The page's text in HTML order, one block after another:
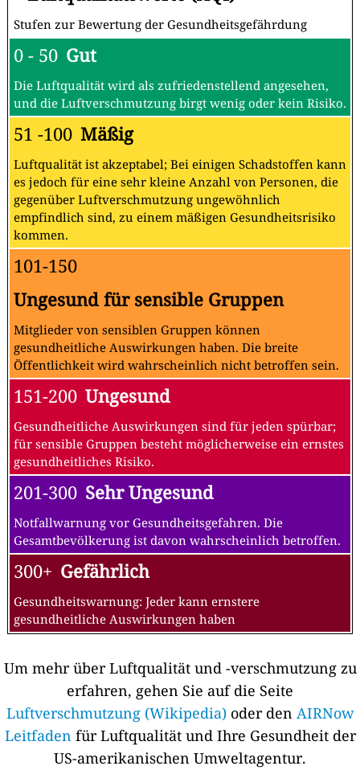
Stufen zur Bewertung der Gesundheitsgefährdung
0 - 50 Gut
Die Luftqualität wird als zufriedenstellend angesehen,
und die Luftverschmutzung birgt wenig oder kein Risiko.
51 -100 Mäßig
Luftqualität ist akzeptabel; Bei einigen Schadstoffen kann
es jedoch für eine sehr kleine Anzahl von Personen, die
gegenüber Luftverschmutzung ungewöhnlich
empfindlich sind, zu einem mäßigen Gesundheitsrisiko
kommen.
101-150
Ungesund für sensible Gruppen
Mitglieder von sensiblen Gruppen können
gesundheitliche Auswirkungen haben. Die breite
Öffentlichkeit wird wahrscheinlich nicht betroffen sein.
151-200 Ungesund
Gesundheitliche Auswirkungen sind für jeden spürbar;
für sensible Gruppen besteht möglicherweise ein ernstes
gesundheitliches Risiko.
201-300 Sehr Ungesund
Notfallwarnung vor Gesundheitsgefahren. Die
Gesamtbevölkerung ist davon wahrscheinlich betroffen.
300+ Gefährlich
Gesundheitswarnung: Jeder kann ernstere
gesundheitliche Auswirkungen haben
Um mehr über Luftqualität und -verschmutzung zu
erfahren, gehen Sie auf die Seite
Luftverschmutzung (Wikipedia)oder den AIRNow
Leitfaden für Luftqualität und Ihre Gesundheit der
US-amerikanischen Umweltagentur.